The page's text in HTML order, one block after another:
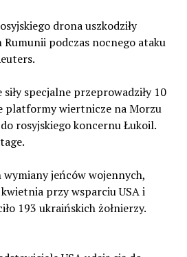
drona uszkodziły
podczas nocnego ataku
specjalne przeprowadziły 10
platformy wiertnicze na Morzu
rosyjskiego koncernu Łukoil.
wymiany jeńców wojennych,
przy wsparciu USA i
193 ukraińskich żołnierzy.